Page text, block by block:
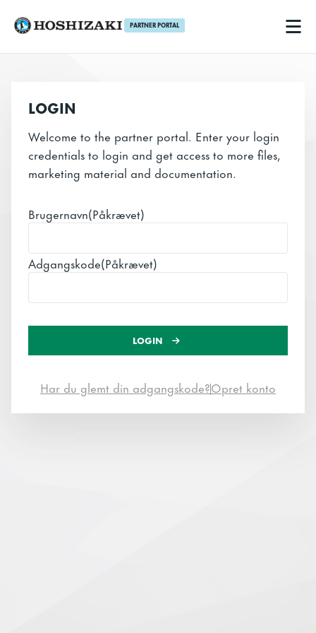
Hoshizaki DK PARTNER PORTAL
LOGIN
Welcome to the partner portal. Enter your login
credentials to login and get access to more files,
marketing material and documentation.
Brugernavn(Påkrævet)
Adgangskode(Påkrævet)
LOGIN
Har du glemt din adgangskode?Opret konto